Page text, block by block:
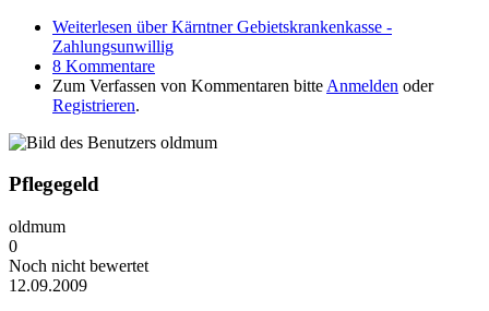
Weiterlesen über Kärntner Gebietskrankenkasse -
Zahlungsunwillig
8 Kommentare
Zum Verfassen von Kommentaren bitte Anmelden oder
Registrieren.
Pflegegeld
oldmum
0
Noch nicht bewertet
12.09.2009